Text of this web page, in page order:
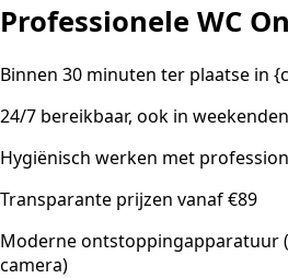
Professionele WC
Binnen 30 minuten ter plaatse in
24/7 bereikbaar, ook in
Hygiënisch werken met
Transparante prijzen vanaf €89
Moderne ontstoppingapparatuur
camera)